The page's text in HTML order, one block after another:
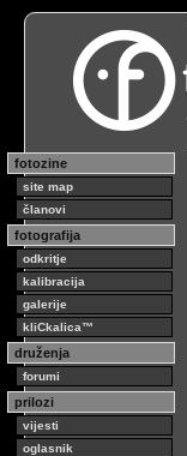
fotozine
site map
članovi
fotografija
odkritje
kalibracija
galerije
kliCkalica™
druženja
forumi
prilozi
vijesti
oglasnik